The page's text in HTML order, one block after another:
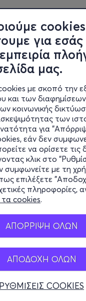
για εσάς
μας.
με σκοπό την
και των
κοινωνικής
των
για
εάν δεν
να ορίσετε τις
κλικ στο
συμφωνείτε με τη
επιλέξετε
πληροφορίες,
τα cookies.
ΑΠΟΡΡΙΨΗ ΟΛΩΝ
ΑΠΟΔΟΧΗ ΟΛΩΝ
ΡΥΘΜΙΣΕΙΣ COOKIES